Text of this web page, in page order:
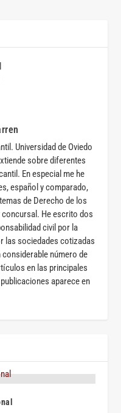
Universidad de Oviedo
sobre diferentes
En especial me he
español y comparado,
de Derecho de los
He escrito dos
civil por la
las sociedades cotizadas
número de
en las principales
aparece en